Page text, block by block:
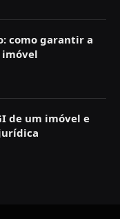
como garantir a
de um imóvel e